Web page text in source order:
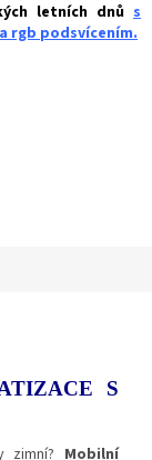
letních dnů s
rgb podsvícením.
S
Mobilní